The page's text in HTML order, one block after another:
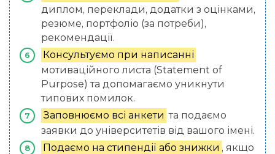
диплом, переклади, додатки з оцінками,
резюме, портфоліо (за потреби),
рекомендації.
Консультуємо при написанні
мотиваційного листа (Statement of
Purpose) та допомагаємо уникнути
типових помилок.
Заповнюємо всі анкети та подаємо
заявки до університетів від вашого імені.
Подаємо на стипендії або знижки , якщо